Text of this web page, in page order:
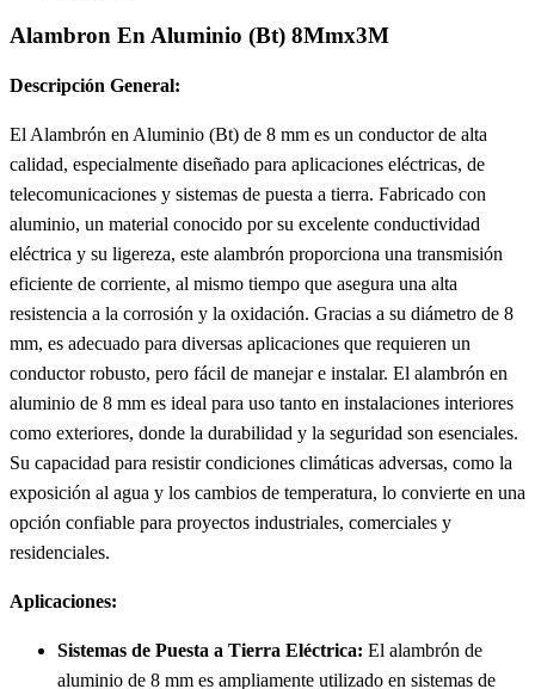
Alambron En Aluminio (Bt) 8Mmx3M
Descripción General:
El Alambrón en Aluminio (Bt) de 8 mm es un conductor de alta
calidad, especialmente diseñado para aplicaciones eléctricas, de
telecomunicaciones y sistemas de puesta a tierra. Fabricado con
aluminio, un material conocido por su excelente conductividad
eléctrica y su ligereza, este alambrón proporciona una transmisión
eficiente de corriente, al mismo tiempo que asegura una alta
resistencia a la corrosión y la oxidación. Gracias a su diámetro de 8
mm, es adecuado para diversas aplicaciones que requieren un
conductor robusto, pero fácil de manejar e instalar. El alambrón en
aluminio de 8 mm es ideal para uso tanto en instalaciones interiores
como exteriores, donde la durabilidad y la seguridad son esenciales.
Su capacidad para resistir condiciones climáticas adversas, como la
exposición al agua y los cambios de temperatura, lo convierte en una
opción confiable para proyectos industriales, comerciales y
residenciales.
Aplicaciones:
Sistemas de Puesta a Tierra Eléctrica: El alambrón de
aluminio de 8 mm es ampliamente utilizado en sistemas de